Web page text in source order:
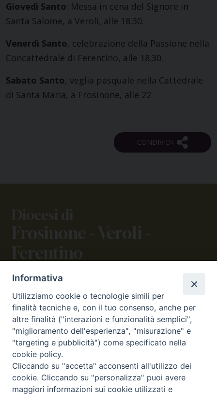
Giovedì Santo: Messa in cena del Signore in
Santa Salome, a Veroli, alle 18.30.
Venerdì Santo, celebrazione della Passione nella
Concattedrale di Ferentino, alle 18.30.
Sabato Santo, veglia pasquale nella Cattedrale
di Santa Maria, a Frosinone, alle 22
Diocesi di
Frosinone - Veroli -
Ferentino
CONTATTI
viale Volsci 105 (ex via dei Monti Lepini)
03100 Frosinone (FR)
tel. 0775.290973 - 0775.290852
curia@diocesifrosinone.it
SEGUICI SU
Informativa
Utilizziamo cookie o tecnologie simili per
finalità tecniche e, con il tuo consenso, anche per
altre finalità ("interazioni e funzionalità semplici",
"miglioramento dell'esperienza", "misurazione" e
"targeting e pubblicità") come specificato nella
cookie policy.
Cliccando su "accetta" acconsenti all'utilizzo dei
cookie. Cliccando su "personalizza" puoi avere
maggiori informazioni sui cookie utilizzati e